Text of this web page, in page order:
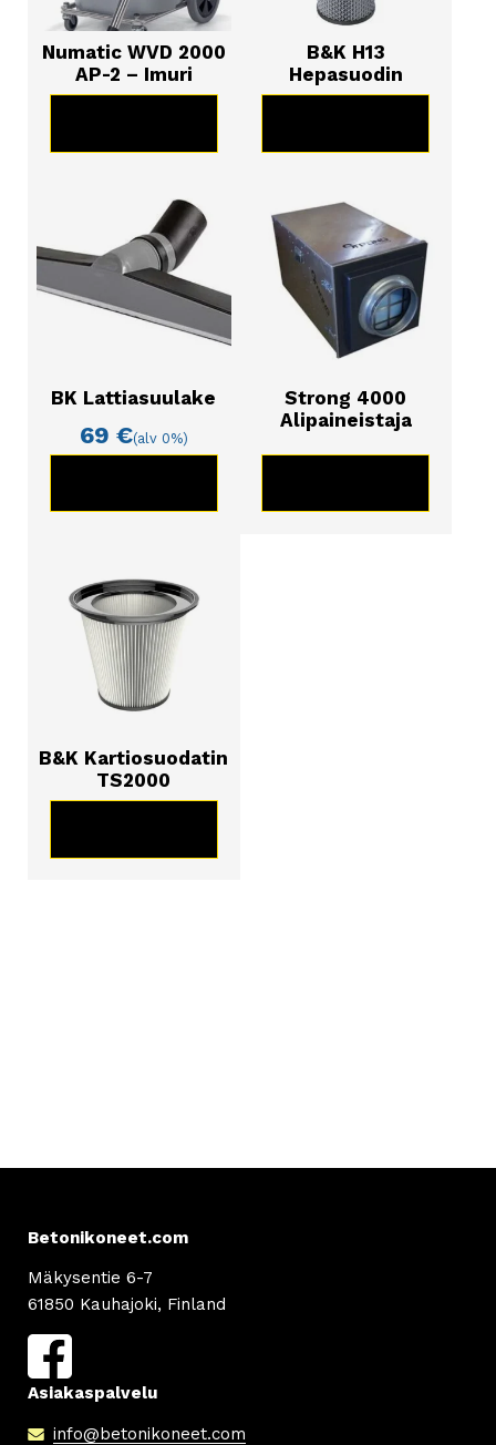
Numatic WVD 2000
AP-2 – Imuri
B&K H13
Hepasuodin
BK Lattiasuulake
69 €(alv 0%)
Strong 4000
Alipaineistaja
B&K Kartiosuodatin
TS2000
Betonikoneet.com
Mäkysentie 6-7
61850 Kauhajoki, Finland
Asiakaspalvelu
info@betonikoneet.com